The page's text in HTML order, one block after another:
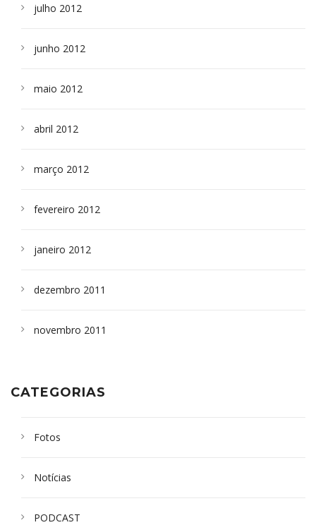
julho 2012
junho 2012
maio 2012
abril 2012
março 2012
fevereiro 2012
janeiro 2012
dezembro 2011
novembro 2011
CATEGORIAS
Fotos
Notícias
PODCAST